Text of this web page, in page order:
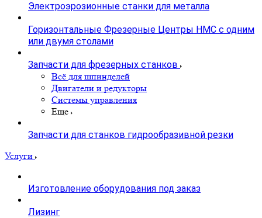
Электроэрозионные станки для металла
Горизонтальные Фрезерные Центры HMC с одним
или двумя столами
Запчасти для фрезерных станков
Всё для шпинделей
Двигатели и редукторы
Системы управления
Еще
Запчасти для станков гидрообразивной резки
Услуги
Изготовление оборудования под заказ
Лизинг